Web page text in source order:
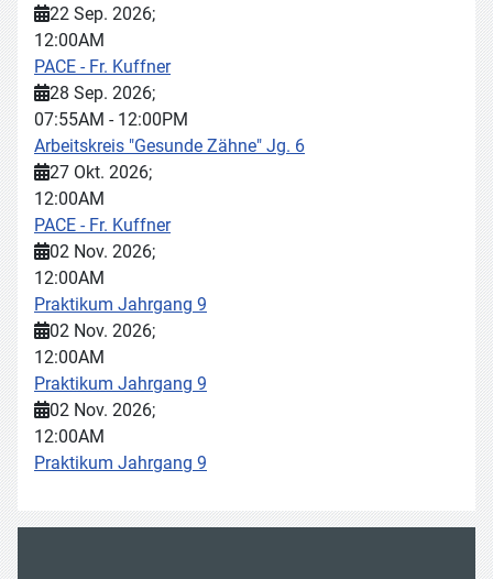
22 Sep. 2026;
12:00AM
PACE - Fr. Kuffner
28 Sep. 2026;
07:55AM - 12:00PM
Arbeitskreis "Gesunde Zähne" Jg. 6
27 Okt. 2026;
12:00AM
PACE - Fr. Kuffner
02 Nov. 2026;
12:00AM
Praktikum Jahrgang 9
02 Nov. 2026;
12:00AM
Praktikum Jahrgang 9
02 Nov. 2026;
12:00AM
Praktikum Jahrgang 9